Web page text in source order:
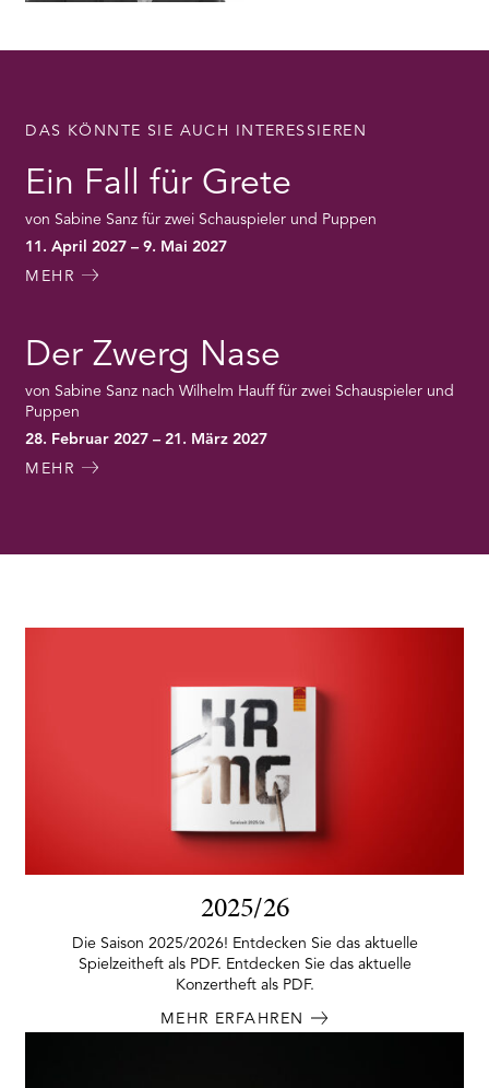
DAS KÖNNTE SIE AUCH INTERESSIEREN
Ein Fall für Grete
von Sabine Sanz für zwei Schauspieler und Puppen
11. April 2027 – 9. Mai 2027
MEHR
Der Zwerg Nase
von Sabine Sanz nach Wilhelm Hauff für zwei Schauspieler und
Puppen
28. Februar 2027 – 21. März 2027
MEHR
2025/26
Die Saison 2025/2026! Entdecken Sie das aktuelle
Spielzeitheft als PDF. Entdecken Sie das aktuelle
Konzertheft als PDF.
MEHR ERFAHREN